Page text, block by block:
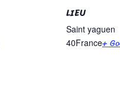
LIEU
Saint yaguen
40France+